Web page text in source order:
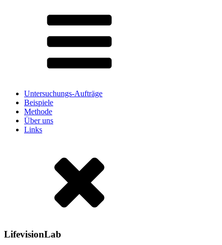
Untersuchungs-Aufträge
Beispiele
Methode
Über uns
Links
LifevisionLab